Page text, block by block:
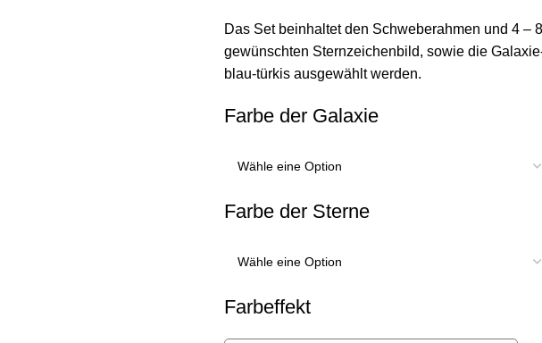
Das Set beinhaltet den Schweberahmen und 4 –
gewünschten Sternzeichenbild, sowie die
blau-türkis ausgewählt werden.
Farbe der Galaxie
Farbe der Sterne
Farbeffekt